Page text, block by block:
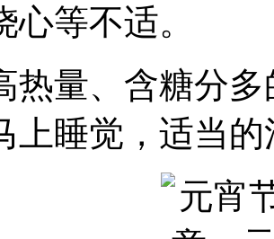
心等不适。
热量、含糖分
上睡觉，适当